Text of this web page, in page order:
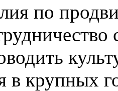
по
в крупных